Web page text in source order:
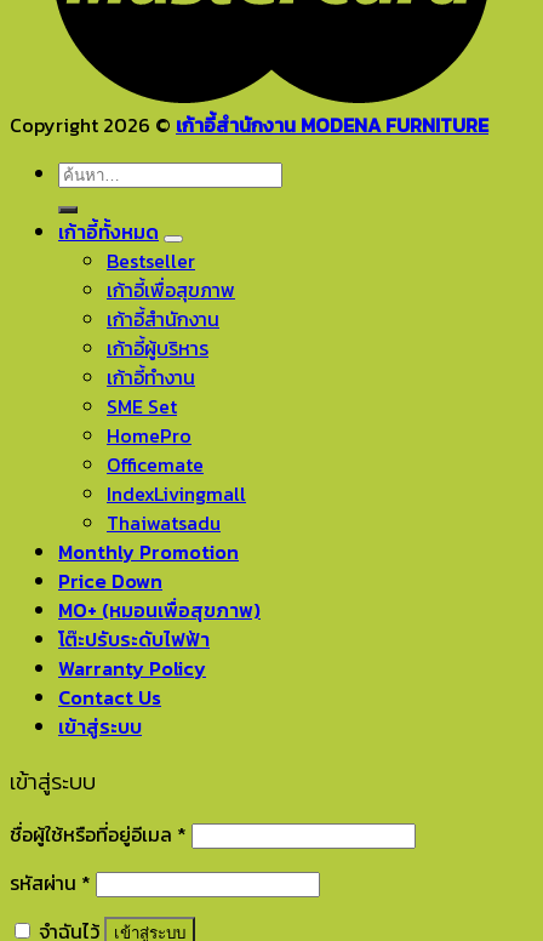
Copyright 2026 © เก้าอี้สำนักงาน MODENA FURNITURE
ค้นหา:
เก้าอี้ทั้งหมด
Bestseller
เก้าอี้เพื่อสุขภาพ
เก้าอี้สำนักงาน
เก้าอี้ผู้บริหาร
เก้าอี้ทำงาน
SME Set
HomePro
Officemate
IndexLivingmall
Thaiwatsadu
Monthly Promotion
Price Down
MO+ (หมอนเพื่อสุขภาพ)
โต๊ะปรับระดับไฟฟ้า
Warranty Policy
Contact Us
เข้าสู่ระบบ
เข้าสู่ระบบ
ชื่อผู้ใช้หรือที่อยู่อีเมล *
รหัสผ่าน *
จำฉันไว้
เข้าสู่ระบบ